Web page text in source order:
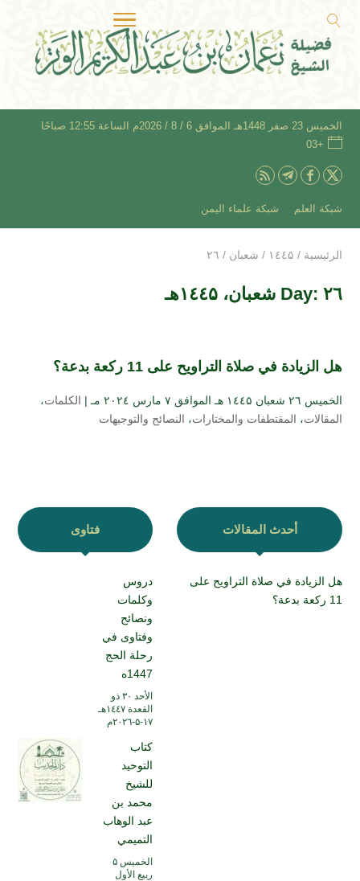
الخميس 23 صفر 1448هـ الموافق 6 / 8 / 2026م الساعة 12:55 صباحًا
+03
شبكة العلم شبكة علماء اليمن
الرئيسية / ۱٤٤۵ / شعبان / ۲٦
Day: ۲٦ شعبان، ۱٤٤۵هـ
هل الزيادة في صلاة التراويح على 11 ركعة بدعة؟
الخميس ۲٦ شعبان ۱٤٤۵ هـ الموافق ۷ مارس ۲۰۲٤ مـ | الكلمات،
المقالات، المقتطفات والمختارات، النصائح والتوجيهات
أحدث المقالات
هل الزيادة في صلاة التراويح على
11 ركعة بدعة؟
فتاوى
دروس
وكلمات
ونصائح
وفتاوى في
رحلة الحج
1447ه
الأحد ۳۰ ذو
القعدة ۱٤٤۷هـ
۱۷-۵-۲۰۲٦م
كتاب
التوحيد
للشيخ
محمد بن
عبد الوهاب
التميمي
الخميس ۵
ربيع الأول